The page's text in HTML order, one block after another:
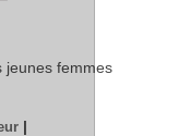
jeunes femmes
|